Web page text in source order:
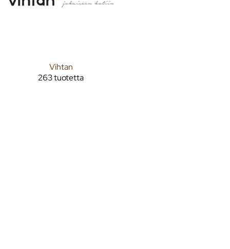
Vihtan
263 tuotetta